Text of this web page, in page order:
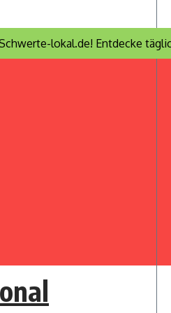
lokal.de! Entdecke